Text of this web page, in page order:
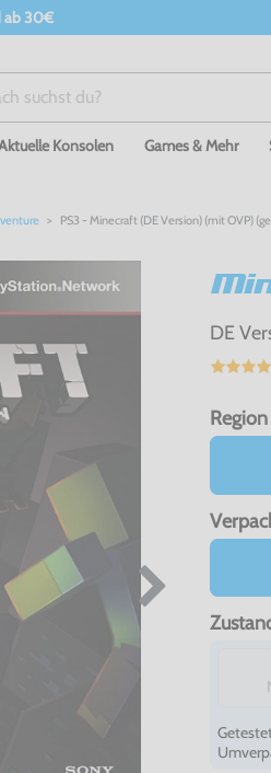
ab 30€
Konsolen Games & Mehr
PS3 - Minecraft (DE Version) (mit OVP)
DE